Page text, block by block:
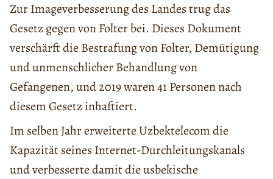
Zur Imageverbesserung des Landes trug das
Gesetz gegen von Folter bei. Dieses Dokument
verschärft die Bestrafung von Folter, Demütigung
und unmenschlicher Behandlung von
Gefangenen, und 2019 waren 41 Personen nach
diesem Gesetz inhaftiert.
Im selben Jahr erweiterte Uzbektelecom die
Kapazität seines Internet-Durchleitungskanals
und verbesserte damit die usbekische